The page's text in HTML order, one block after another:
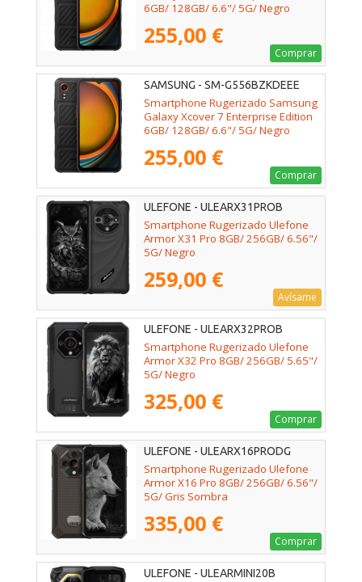
6GB/ 128GB/ 6.6"/ 5G/ Negro
255,00 €
Comprar
SAMSUNG - SM-G556BZKDEEE
Smartphone Rugerizado Samsung
Galaxy Xcover 7 Enterprise Edition
6GB/ 128GB/ 6.6"/ 5G/ Negro
255,00 €
Comprar
ULEFONE - ULEARX31PROB
Smartphone Rugerizado Ulefone
Armor X31 Pro 8GB/ 256GB/ 6.56"/
5G/ Negro
259,00 €
Avísame
ULEFONE - ULEARX32PROB
Smartphone Rugerizado Ulefone
Armor X32 Pro 8GB/ 256GB/ 5.65"/
5G/ Negro
325,00 €
Comprar
ULEFONE - ULEARX16PRODG
Smartphone Rugerizado Ulefone
Armor X16 Pro 8GB/ 256GB/ 6.56"/
5G/ Gris Sombra
335,00 €
Comprar
ULEFONE - ULEARMINI20B